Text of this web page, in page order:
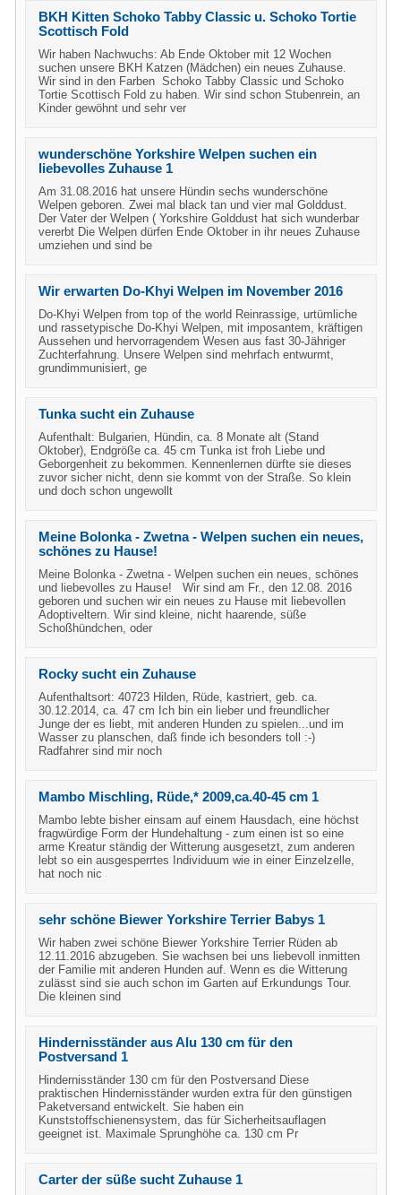
BKH Kitten Schoko Tabby Classic u. Schoko Tortie
Scottisch Fold
Wir haben Nachwuchs: Ab Ende Oktober mit 12 Wochen
suchen unsere BKH Katzen (Mädchen) ein neues Zuhause.
Wir sind in den Farben Schoko Tabby Classic und Schoko
Tortie Scottisch Fold zu haben. Wir sind schon Stubenrein, an
Kinder gewöhnt und sehr ver
wunderschöne Yorkshire Welpen suchen ein
liebevolles Zuhause 1
Am 31.08.2016 hat unsere Hündin sechs wunderschöne
Welpen geboren. Zwei mal black tan und vier mal Golddust.
Der Vater der Welpen ( Yorkshire Golddust hat sich wunderbar
vererbt Die Welpen dürfen Ende Oktober in ihr neues Zuhause
umziehen und sind be
Wir erwarten Do-Khyi Welpen im November 2016
Do-Khyi Welpen from top of the world Reinrassige, urtümliche
und rassetypische Do-Khyi Welpen, mit imposantem, kräftigen
Aussehen und hervorragendem Wesen aus fast 30-Jähriger
Zuchterfahrung. Unsere Welpen sind mehrfach entwurmt,
grundimmunisiert, ge
Tunka sucht ein Zuhause
Aufenthalt: Bulgarien, Hündin, ca. 8 Monate alt (Stand
Oktober), Endgröße ca. 45 cm Tunka ist froh Liebe und
Geborgenheit zu bekommen. Kennenlernen dürfte sie dieses
zuvor sicher nicht, denn sie kommt von der Straße. So klein
und doch schon ungewollt
Meine Bolonka - Zwetna - Welpen suchen ein neues,
schönes zu Hause!
Meine Bolonka - Zwetna - Welpen suchen ein neues, schönes
und liebevolles zu Hause! Wir sind am Fr., den 12.08. 2016
geboren und suchen wir ein neues zu Hause mit liebevollen
Adoptiveltern. Wir sind kleine, nicht haarende, süße
Schoßhündchen, oder
Rocky sucht ein Zuhause
Aufenthaltsort: 40723 Hilden, Rüde, kastriert, geb. ca.
30.12.2014, ca. 47 cm Ich bin ein lieber und freundlicher
Junge der es liebt, mit anderen Hunden zu spielen...und im
Wasser zu planschen, daß finde ich besonders toll :-)
Radfahrer sind mir noch
Mambo Mischling, Rüde,* 2009,ca.40-45 cm 1
Mambo lebte bisher einsam auf einem Hausdach, eine höchst
fragwürdige Form der Hundehaltung - zum einen ist so eine
arme Kreatur ständig der Witterung ausgesetzt, zum anderen
lebt so ein ausgesperrtes Individuum wie in einer Einzelzelle,
hat noch nic
sehr schöne Biewer Yorkshire Terrier Babys 1
Wir haben zwei schöne Biewer Yorkshire Terrier Rüden ab
12.11.2016 abzugeben. Sie wachsen bei uns liebevoll inmitten
der Familie mit anderen Hunden auf. Wenn es die Witterung
zulässt sind sie auch schon im Garten auf Erkundungs Tour.
Die kleinen sind
Hindernisständer aus Alu 130 cm für den
Postversand 1
Hindernisständer 130 cm für den Postversand Diese
praktischen Hindernisständer wurden extra für den günstigen
Paketversand entwickelt. Sie haben ein
Kunststoffschienensystem, das für Sicherheitsauflagen
geeignet ist. Maximale Sprunghöhe ca. 130 cm Pr
Carter der süße sucht Zuhause 1